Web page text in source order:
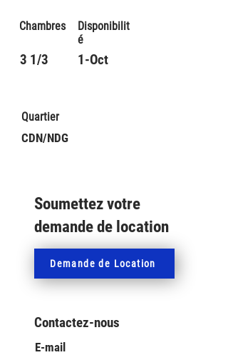
Chambres
Disponibilit
é
3 1/3 1-Oct
Quartier
CDN/NDG
Soumettez votre
demande de location
Demande de Location
Contactez-nous
E-mail